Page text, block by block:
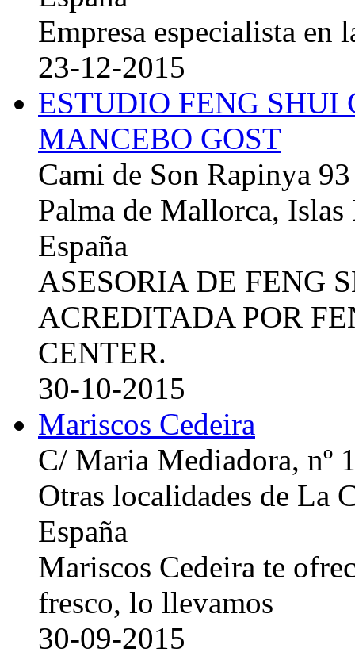
Empresa especialista en
23-12-2015
ESTUDIO FENG
MANCEBO GOST
Cami de Son Rapinya 93
Palma de Mallorca, Islas
España
ASESORIA DE FENG
ACREDITADA POR
CENTER.
30-10-2015
Mariscos Cedeira
C/ Maria Mediadora, nº
Otras localidades de La
España
Mariscos Cedeira te
fresco, lo llevamos
30-09-2015